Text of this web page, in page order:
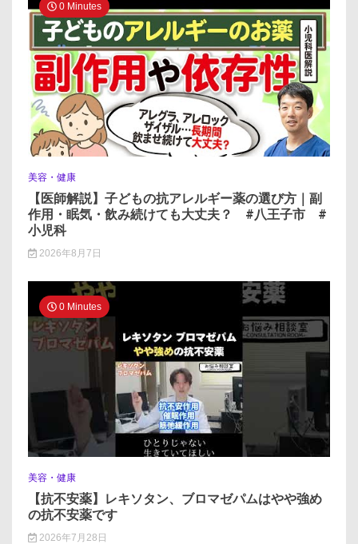
0 Minutes
美容・健康
【医師解説】子どもの抗アレルギー薬の選び方｜副
作用・眠気・飲み続けても大丈夫？ #八王子市 #
小児科
2026年8月7日
0 Minutes
美容・健康
【抗不安薬】レキソタン、ブロマゼパムはやや強め
の抗不安薬です
2026年7月28日